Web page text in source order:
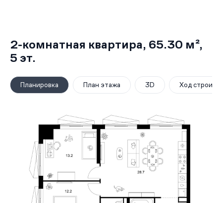
2-комнатная квартира, 65.30 м²,
5 эт.
Планировка План этажа 3D Ход